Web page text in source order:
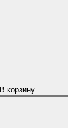
В корзину